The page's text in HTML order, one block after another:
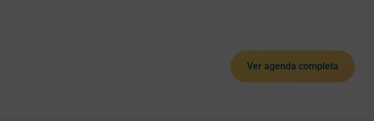
Ver agenda completa